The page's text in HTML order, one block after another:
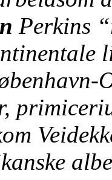
Perkins